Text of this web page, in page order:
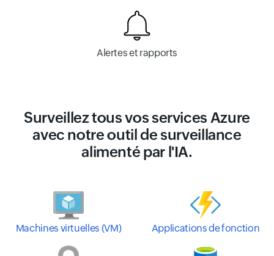
Alertes et rapports
Surveillez tous vos services Azure
avec notre outil de surveillance
alimenté par l'IA.
Machines virtuelles (VM) Applications de fonction